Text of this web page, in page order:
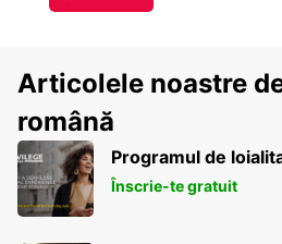
Articolele noastre
română
Programul de
Înscrie-te gratuit